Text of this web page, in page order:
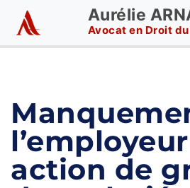
Aurélie
Avocat en Droit
action de